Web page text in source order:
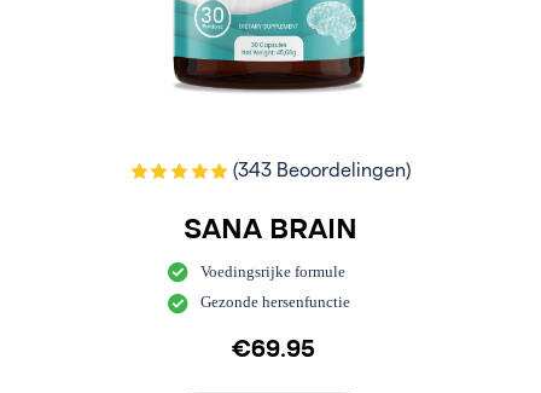
(343 Beoordelingen)
SANA BRAIN
Voedingsrijke formule
Gezonde hersenfunctie
€69.95